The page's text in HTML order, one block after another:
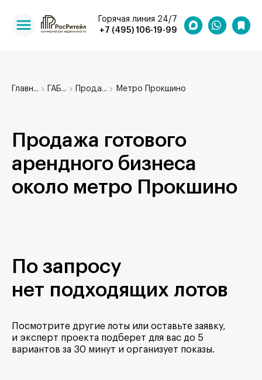
+7 (495) 106-19-99
Горячая линия 24/7
Главн... ГАБ... Прода... Метро Прокшино
Продажа готового
арендного бизнеса
около метро Прокшино
По запросу
нет подходящих лотов
Посмотрите другие лоты или оставьте заявку,
и эксперт проекта подберет для вас до 5
вариантов за 30 минут и организует показы.